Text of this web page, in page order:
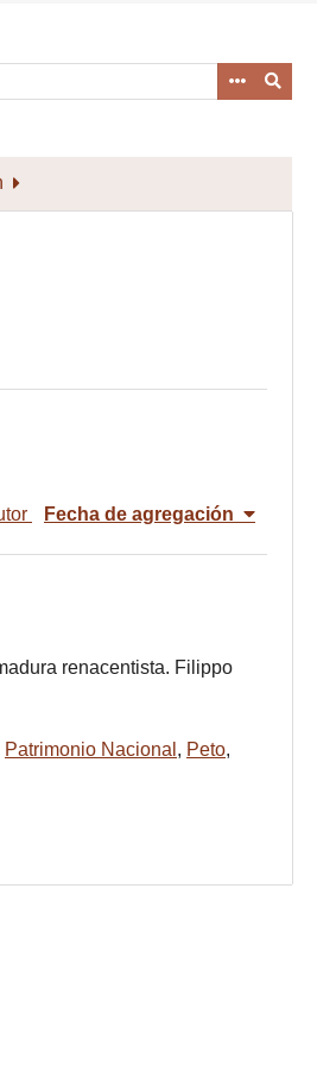
Fecha de agregación
renacentista. Filippo
Patrimonio Nacional , Peto,